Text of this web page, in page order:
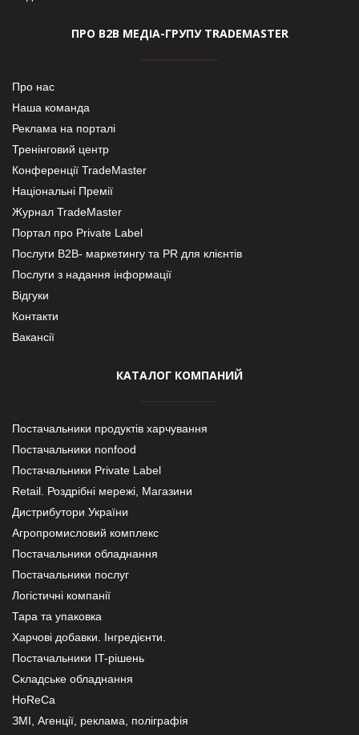
ПРО В2В МЕДІА-ГРУПУ TRADEMASTER
Про нас
Наша команда
Реклама на порталі
Тренінговий центр
Конференції TradeMaster
Національні Премії
Журнал TradeMaster
Портал про Private Label
Послуги В2В- маркетингу та PR для клієнтів
Послуги з надання інформації
Відгуки
Контакти
Вакансії
КАТАЛОГ КОМПАНИЙ
Постачальники продуктів харчування
Постачальники nonfood
Постачальники Private Label
Retail. Роздрібні мережі, Магазини
Дистрибутори України
Агропромисловий комплекс
Постачальники обладнання
Постачальники послуг
Логістичні компанії
Тара та упаковка
Харчові добавки. Інгредієнти.
Постачальники IT-рішень
Складське обладнання
HoReCa
ЗМІ, Агенції, реклама, поліграфія